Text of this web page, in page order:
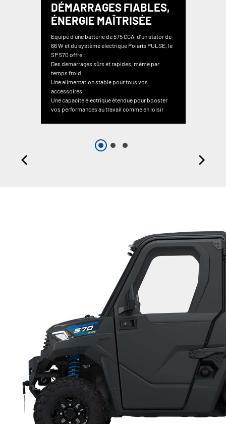
DÉMARRAGES FIABLES,
ÉNERGIE MAÎTRISÉE
Équipé d’une batterie de 575 CCA, d’un stator de
66 W et du système électrique Polaris PULSE, le
SP 570 offre :
Des démarrages sûrs et rapides, même par
temps froid
Une alimentation stable pour tous vos
accessoires
Une capacité électrique étendue pour booster
vos performances au travail comme en loisir